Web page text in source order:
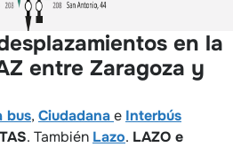
en la
entre Zaragoza y
bus, Ciudadanae Interbús
. También Lazo. LAZO e